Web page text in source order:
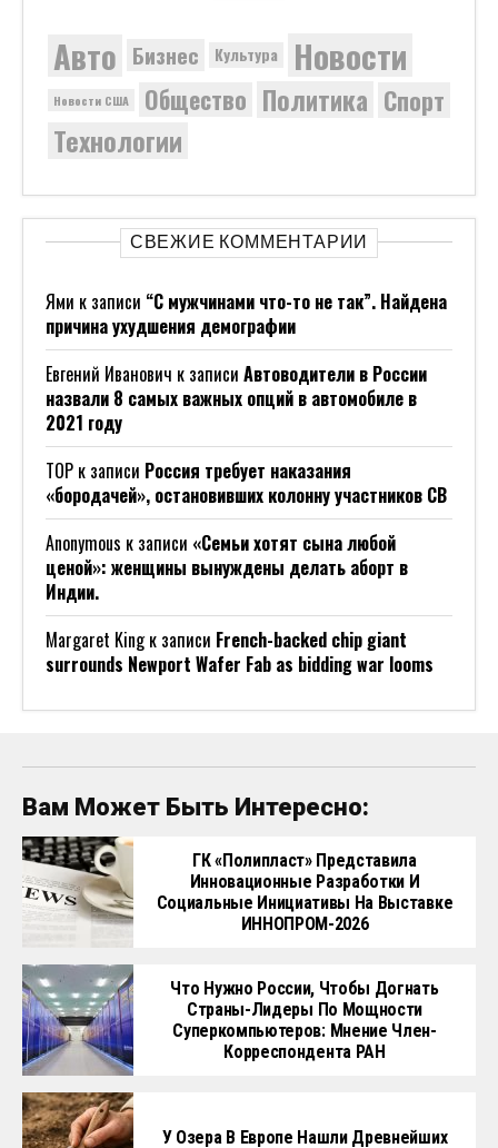
Авто Бизнес Культура Новости
Новости США Общество Политика Спорт
Технологии
СВЕЖИЕ КОММЕНТАРИИ
Ями к записи “С мужчинами что-то не так”. Найдена
причина ухудшения демографии
Евгений Иванович к записи Автоводители в России
назвали 8 самых важных опций в автомобиле в
2021 году
ТОР к записи Россия требует наказания
«бородачей», остановивших колонну участников СВ
Anonymous к записи «Семьи хотят сына любой
ценой»: женщины вынуждены делать аборт в
Индии.
Margaret Kingк записи French-backed chip giant
surrounds Newport Wafer Fab as bidding war looms
Вам Может Быть Интересно:
ГК «Полипласт» Представила
Инновационные Разработки И
Социальные Инициативы На Выставке
ИННОПРОМ-2026
Что Нужно России, Чтобы Догнать
Страны-Лидеры По Мощности
Суперкомпьютеров: Мнение Член-
Корреспондента РАН
У Озера В Европе Нашли Древнейших